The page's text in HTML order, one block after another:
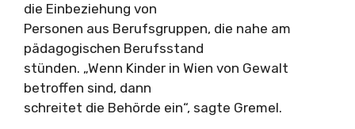
die Einbeziehung von
Personen aus Berufsgruppen, die nahe am
pädagogischen Berufsstand
stünden. „Wenn Kinder in Wien von Gewalt
betroffen sind, dann
schreitet die Behörde ein“, sagte Gremel.